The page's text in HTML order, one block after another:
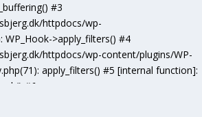
#3
httpdocs/wp-
WP_Hook->apply_filters() #4
httpdocs/wp-content/plugins/WP-
apply_filters() #5 [internal function]:
#6